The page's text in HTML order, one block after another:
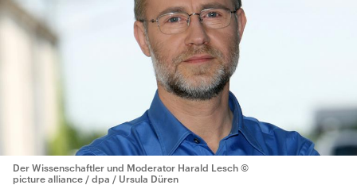
Der Wissenschaftler und Moderator Harald Lesch ©
picture alliance / dpa / Ursula Düren